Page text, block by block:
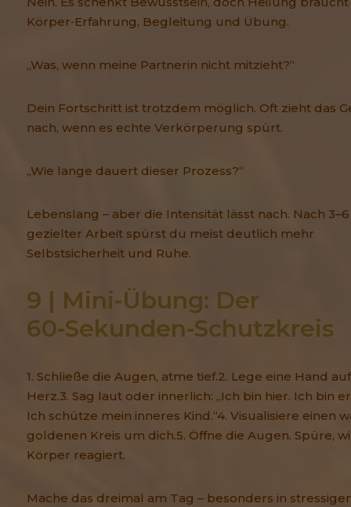
Körper‑Erfahrung, Begleitung und Übung.
„Was, wenn meine Partnerin nicht mitzieht?“
Dein Fortschritt ist trotzdem möglich. Oft zieht das
nach, wenn es echte Verkörperung spürt.
„Wie lange dauert dieser Prozess?“
Lebenslang – aber die Intensität lässt nach. Nach
gezielter Arbeit spürst du meist deutlich mehr
Selbstsicherheit und Ruhe.
9 | Mini‑Übung: Der
60‑Sekunden‑Schutzkreis
1. Schließe die Augen, atme tief.2. Lege eine Hand
Herz.3. Sag laut oder innerlich: „Ich bin hier. Ich bin
Ich schütze mein inneres Kind.“4. Visualisiere einen
goldenen Kreis um dich.5. Öffne die Augen. Spüre,
Körper reagiert.
Mache das dreimal am Tag – besonders in